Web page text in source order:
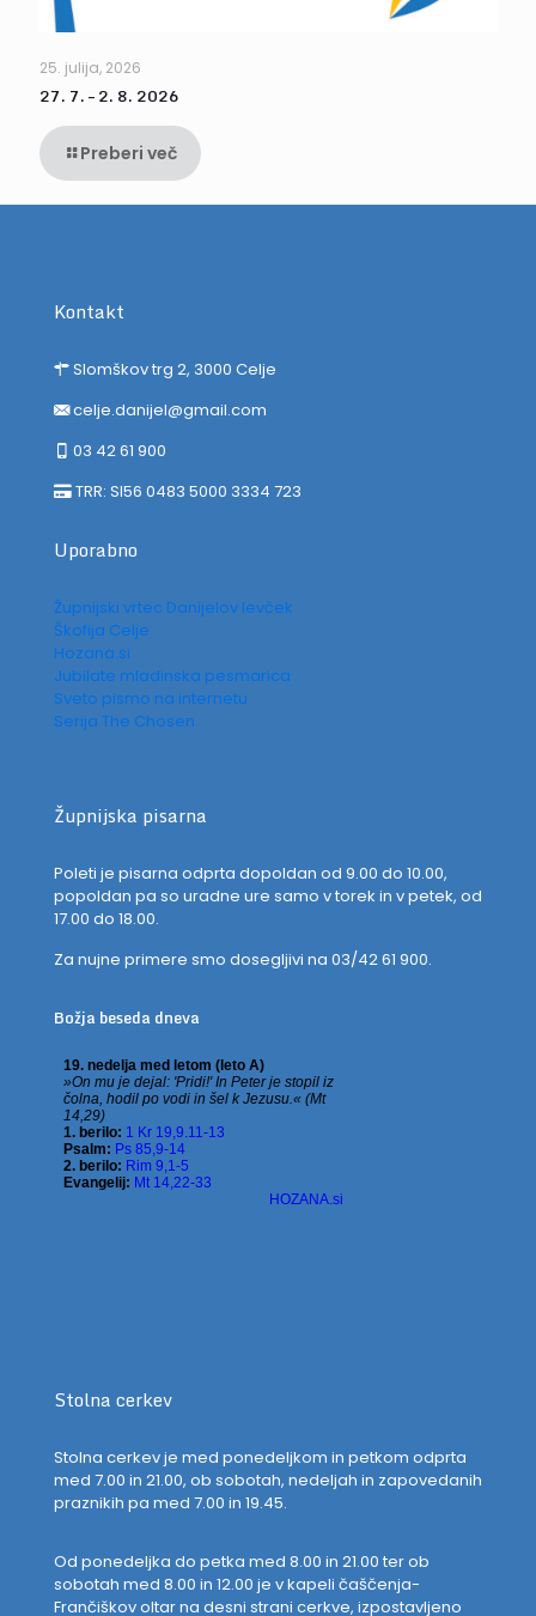
25. julija, 2026
27. 7. – 2. 8. 2026
Preberi več
Kontakt
Slomškov trg 2, 3000 Celje
celje.danijel@gmail.com
03 42 61 900
TRR: SI56 0483 5000 3334 723
Uporabno
Župnijski vrtec Danijelov levček
Škofija Celje
Hozana.si
Jubilate mladinska pesmarica
Sveto pismo na internetu
Serija The Chosen
Župnijska pisarna
Poleti je pisarna odprta dopoldan od 9.00 do 10.00,
popoldan pa so uradne ure samo v torek in v petek, od
17.00 do 18.00.
Za nujne primere smo dosegljivi na 03/42 61 900.
Božja beseda dneva
Stolna cerkev
Stolna cerkev je med ponedeljkom in petkom odprta
med 7.00 in 21.00, ob sobotah, nedeljah in zapovedanih
praznikih pa med 7.00 in 19.45.
Od ponedeljka do petka med 8.00 in 21.00 ter ob
sobotah med 8.00 in 12.00 je v kapeli čaščenja-
Frančiškov oltar na desni strani cerkve, izpostavljeno